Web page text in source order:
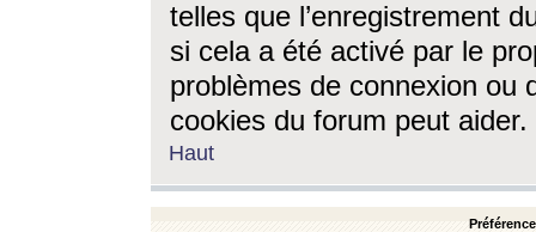
telles que l’enregistrement
si cela a été activé par le
problèmes de connexion ou
cookies du forum peut aider.
Haut